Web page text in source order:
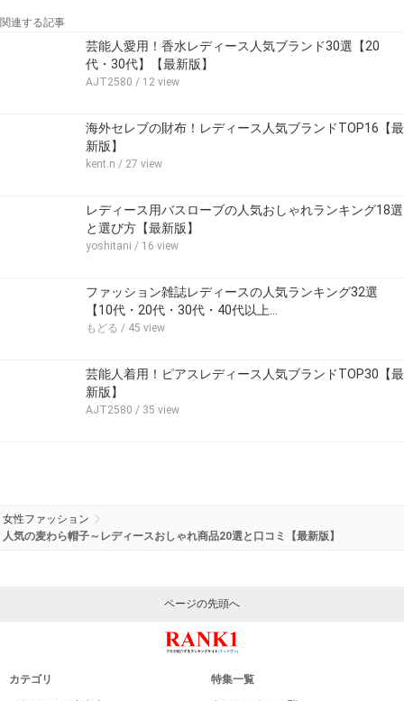
関連する記事
芸能人愛用！香水レディース人気ブランド30選【20
代・30代】【最新版】
AJT2580 / 12 view
海外セレブの財布！レディース人気ブランドTOP16【最
新版】
kent.n / 27 view
レディース用バスローブの人気おしゃれランキング18選
と選び方【最新版】
yoshitani / 16 view
ファッション雑誌レディースの人気ランキング32選
【10代・20代・30代・40代以上…
もどる / 45 view
芸能人着用！ピアスレディース人気ブランドTOP30【最
新版】
AJT2580 / 35 view
女性ファッション
人気の麦わら帽子～レディースおしゃれ商品20選と口コミ【最新版】
ページの先頭へ
カテゴリ 特集一覧